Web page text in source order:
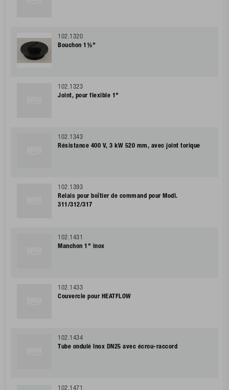
102.1320
Bouchon 1½"
102.1323
Joint, pour flexible 1"
102.1343
Résistance 400 V, 3 kW 520 mm, avec joint torique
102.1393
Relais pour boîtier de command pour Modl.
311/312/317
102.1431
Manchon 1" inox
102.1433
Couvercle pour HEATFLOW
102.1434
Tube ondulé Inox DN25 avec écrou-raccord